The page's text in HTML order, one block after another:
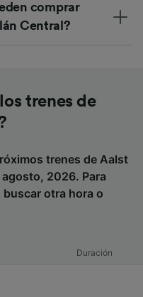
comprar
Central?
trenes de
trenes de Aalst
2026. Para
otra hora o
Duración